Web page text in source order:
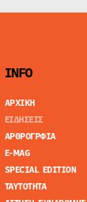
INFO
ΑΡΧΙΚΗ
ΕΙΔΗΣΕΙΣ
ΑΡΘΡΟΓΡΦΙΑ
E-MAG
SPECIAL EDITION
ΤΑΥΤΟΤΗΤΑ